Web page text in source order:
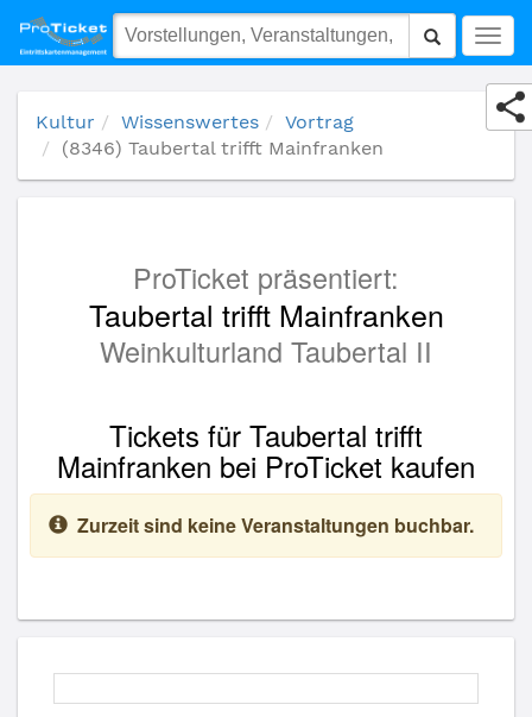
(8346) Taubertal trifft Mainfranken
Kultur Wissenswertes
Vortrag
(8346) Taubertal trifft Mainfranken
ProTicket präsentiert:
Taubertal trifft Mainfranken
Weinkulturland Taubertal II
Tickets für Taubertal trifft
Mainfranken bei ProTicket kaufen
Zurzeit sind keine Veranstaltungen buchbar.